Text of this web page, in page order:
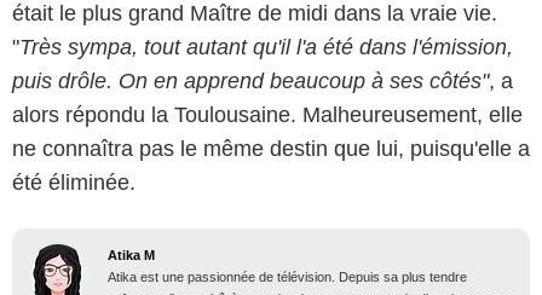
était le plus grand Maître de midi dans la vraie vie.
"Très sympa, tout autant qu'il l'a été dans l'émission,
puis drôle. On en apprend beaucoup à ses côtés", a
alors répondu la Toulousaine. Malheureusement, elle
ne connaîtra pas le même destin que lui, puisqu'elle a
été éliminée.
Atika M
Atika est une passionnée de télévision. Depuis sa plus tendre